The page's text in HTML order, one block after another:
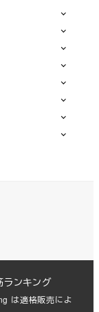
ランキング
は適格販売によ